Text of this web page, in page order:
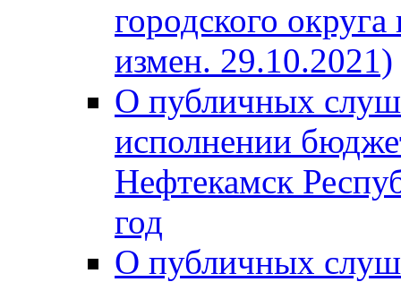
городского
измен. 29.10.2021)
О публичных
исполнении
Нефтекамск
год
О публичных